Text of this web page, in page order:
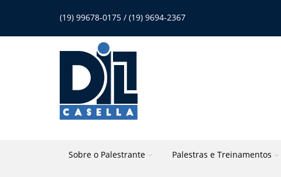
(19) 99678-0175 / (19) 9694-2367
Sobre o Palestrante Palestras e Treinamentos